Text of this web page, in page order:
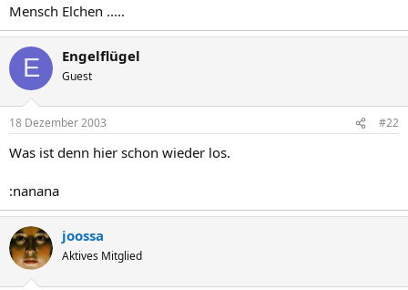
Mensch Elchen .....
E Engelflügel
Guest
18 Dezember 2003 #22
Was ist denn hier schon wieder los.
:nanana
joossa
Aktives Mitglied